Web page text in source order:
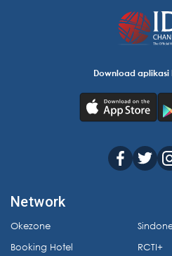
Download aplikasi
Network
Okezone
Booking Hotel
RCTI+